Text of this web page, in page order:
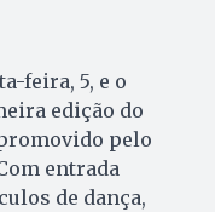
feira, 5, e o
edição do
pelo
entrada
de dança,